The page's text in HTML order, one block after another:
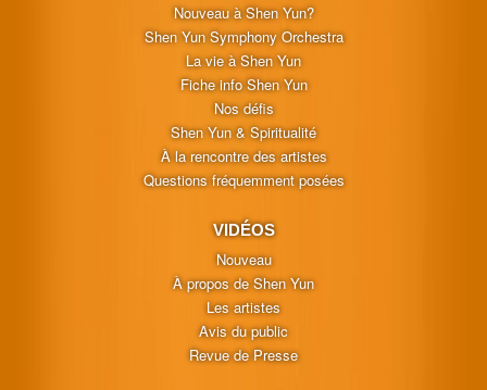
Nouveau à Shen Yun?
Shen Yun Symphony Orchestra
La vie à Shen Yun
Fiche info Shen Yun
Nos défis
Shen Yun & Spiritualité
À la rencontre des artistes
Questions fréquemment posées
VIDÉOS
Nouveau
À propos de Shen Yun
Les artistes
Avis du public
Revue de Presse